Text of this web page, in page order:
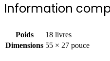
Information
Poids
18 livres
Dimensions 55 × 27 pouce